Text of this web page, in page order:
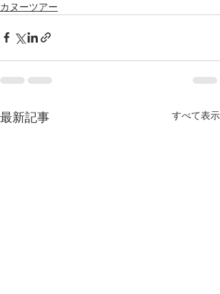
カヌーツアー
最新記事 すべて表示